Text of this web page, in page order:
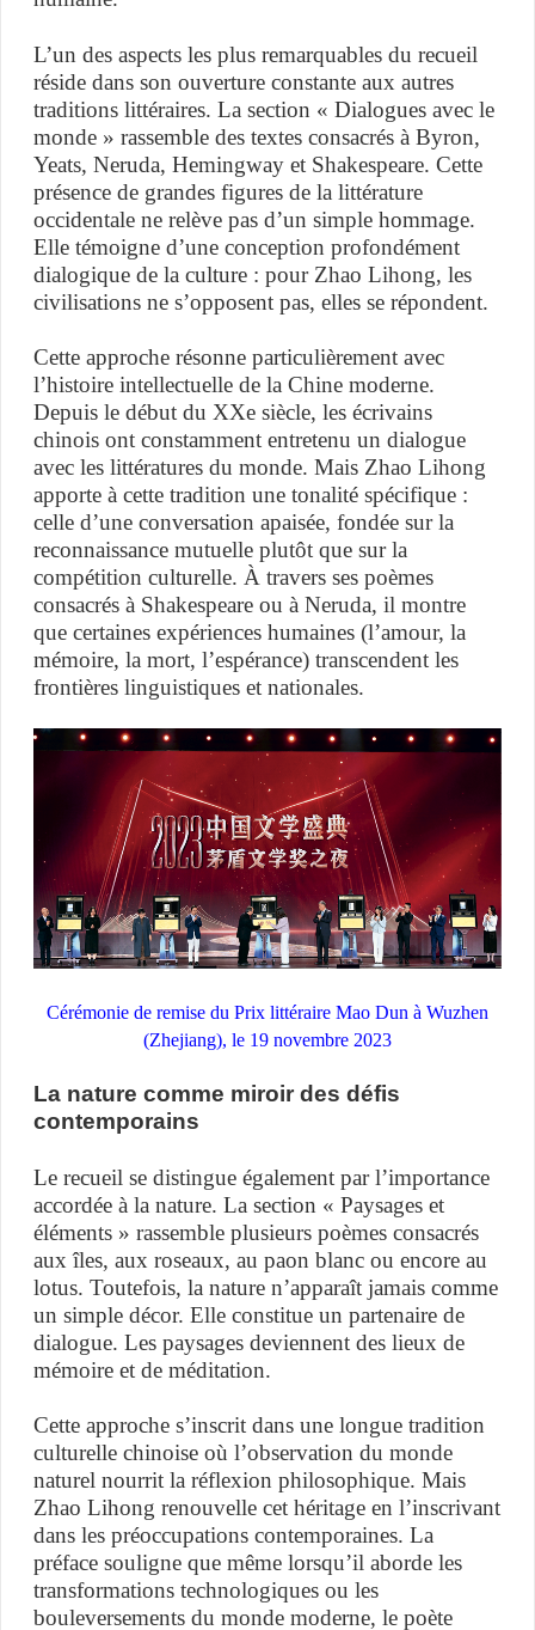
L’un des aspects les plus remarquables du recueil
réside dans son ouverture constante aux autres
traditions littéraires. La section « Dialogues avec le
monde » rassemble des textes consacrés à Byron,
Yeats, Neruda, Hemingway et Shakespeare. Cette
présence de grandes figures de la littérature
occidentale ne relève pas d’un simple hommage.
Elle témoigne d’une conception profondément
dialogique de la culture : pour Zhao Lihong, les
civilisations ne s’opposent pas, elles se répondent.
Cette approche résonne particulièrement avec
l’histoire intellectuelle de la Chine moderne.
Depuis le début du XXe siècle, les écrivains
chinois ont constamment entretenu un dialogue
avec les littératures du monde. Mais Zhao Lihong
apporte à cette tradition une tonalité spécifique :
celle d’une conversation apaisée, fondée sur la
reconnaissance mutuelle plutôt que sur la
compétition culturelle. À travers ses poèmes
consacrés à Shakespeare ou à Neruda, il montre
que certaines expériences humaines (l’amour, la
mémoire, la mort, l’espérance) transcendent les
frontières linguistiques et nationales.
Cérémonie de remise du Prix littéraire Mao Dun à Wuzhen
(Zhejiang), le 19 novembre 2023
La nature comme miroir des défis
contemporains
Le recueil se distingue également par l’importance
accordée à la nature. La section « Paysages et
éléments » rassemble plusieurs poèmes consacrés
aux îles, aux roseaux, au paon blanc ou encore au
lotus. Toutefois, la nature n’apparaît jamais comme
un simple décor. Elle constitue un partenaire de
dialogue. Les paysages deviennent des lieux de
mémoire et de méditation.
Cette approche s’inscrit dans une longue tradition
culturelle chinoise où l’observation du monde
naturel nourrit la réflexion philosophique. Mais
Zhao Lihong renouvelle cet héritage en l’inscrivant
dans les préoccupations contemporaines. La
préface souligne que même lorsqu’il aborde les
transformations technologiques ou les
bouleversements du monde moderne, le poète